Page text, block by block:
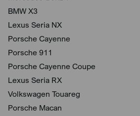
BMW X3
Lexus Seria NX
Porsche Cayenne
Porsche 911
Porsche Cayenne Coupe
Lexus Seria RX
Volkswagen Touareg
Porsche Macan